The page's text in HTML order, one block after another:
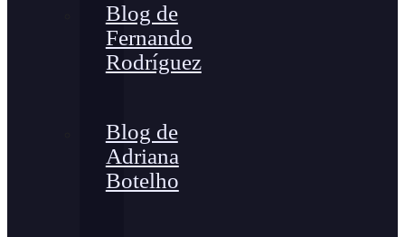
Blog de
Fernando
Rodríguez
Blog de
Adriana
Botelho